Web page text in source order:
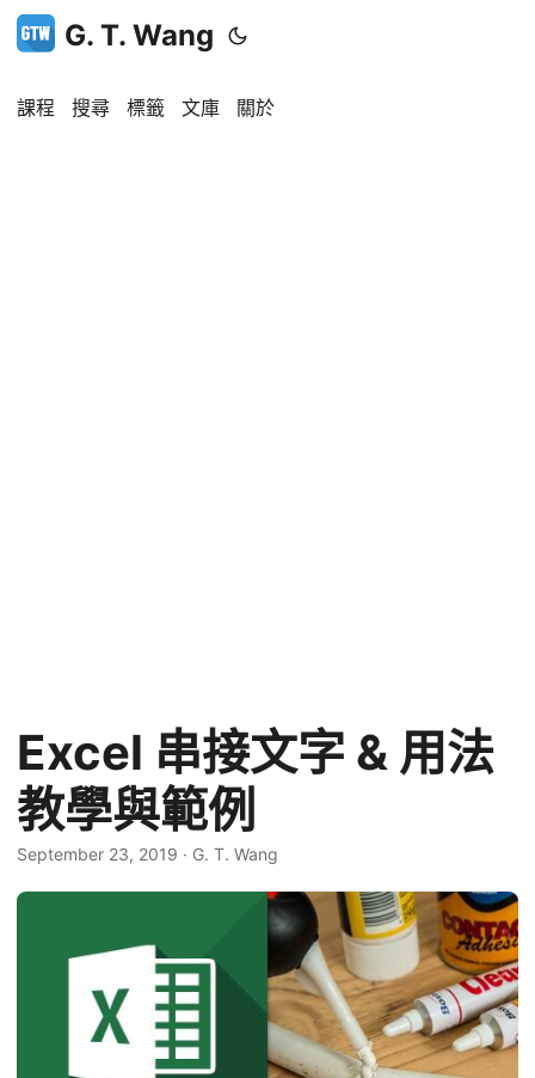
G. T. Wang
課程 搜尋 標籤 文庫 關於
Excel 串接文字 & 用法
教學與範例
September 23, 2019 · G. T. Wang